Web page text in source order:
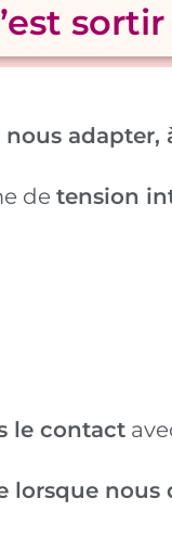
nous adapter,
de tension
le contact
lorsque nous